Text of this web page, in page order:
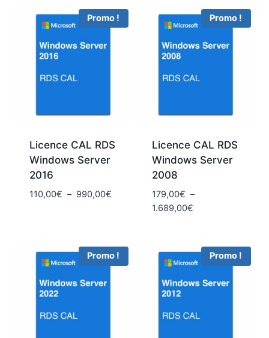
Promo !
Licence CAL RDS
Windows Server
2016
110,00€ – 990,00€Plage
à
990,00€
Promo !
Licence CAL RDS
Windows Server
2008
179,00€ –
1.689,00€Plage
179,00€
à
1.689,00€
Promo ! Promo !